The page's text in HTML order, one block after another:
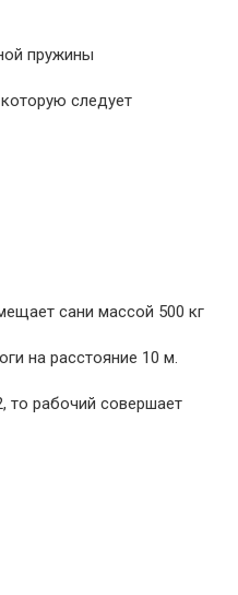
пружины
следует
сани массой 500 кг
на расстояние 10 м.
то рабочий совершает